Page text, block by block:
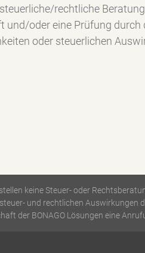
rechtliche
oder eine Prüfung
oder steuerlichen
keine Steuer- oder
und rechtlichen Auswirkungen
der BONAGO Lösungen eine